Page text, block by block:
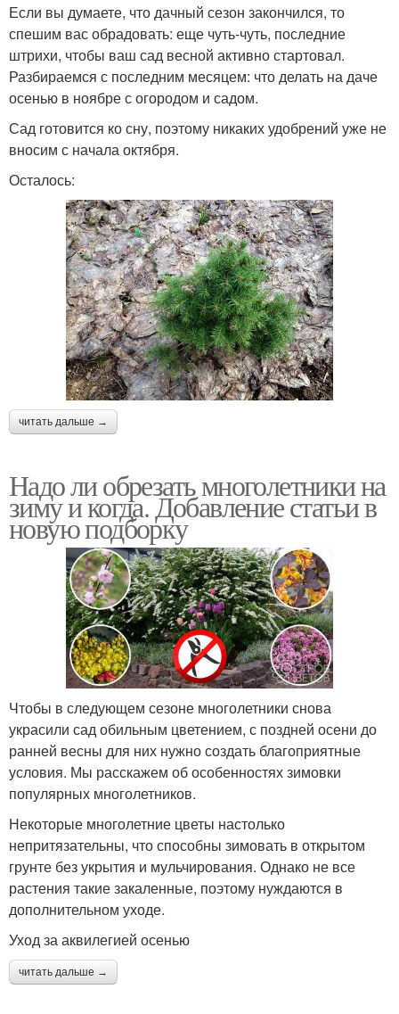
Если вы думаете, что дачный сезон закончился, то
спешим вас обрадовать: еще чуть-чуть, последние
штрихи, чтобы ваш сад весной активно стартовал.
Разбираемся с последним месяцем: что делать на даче
осенью в ноябре с огородом и садом.
Сад готовится ко сну, поэтому никаких удобрений уже не
вносим с начала октября.
Осталось:
читать дальше →
Надо ли обрезать многолетники на
зиму и когда. Добавление статьи в
новую подборку
Чтобы в следующем сезоне многолетники снова
украсили сад обильным цветением, с поздней осени до
ранней весны для них нужно создать благоприятные
условия. Мы расскажем об особенностях зимовки
популярных многолетников.
Некоторые многолетние цветы настолько
непритязательны, что способны зимовать в открытом
грунте без укрытия и мульчирования. Однако не все
растения такие закаленные, поэтому нуждаются в
дополнительном уходе.
Уход за аквилегией осенью
читать дальше →